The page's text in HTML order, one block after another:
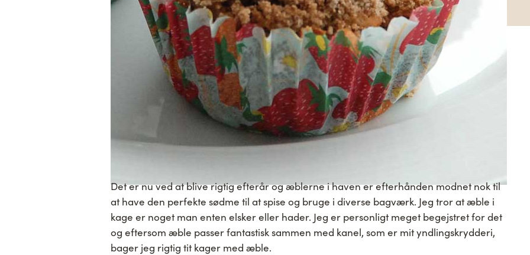
Det er nu ved at blive rigtig efterår og æblerne i haven er efterhånden modnet nok til
at have den perfekte sødme til at spise og bruge i diverse bagværk. Jeg tror at æble i
kage er noget man enten elsker eller hader. Jeg er personligt meget begejstret for det
og eftersom æble passer fantastisk sammen med kanel, som er mit yndlingskrydderi,
bager jeg rigtig tit kager med æble.